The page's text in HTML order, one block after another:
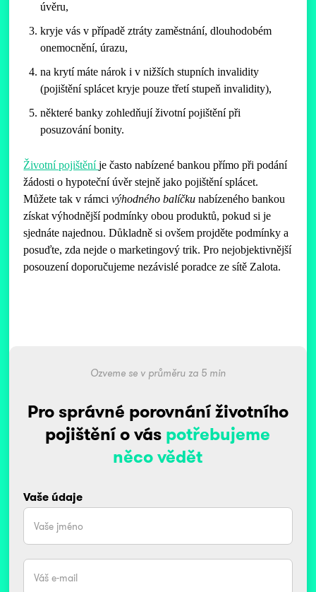
úvěru,
kryje vás v případě ztráty zaměstnání, dlouhodobém
onemocnění, úrazu,
na krytí máte nárok i v nižších stupních invalidity
(pojištění splácet kryje pouze třetí stupeň invalidity),
některé banky zohledňují životní pojištění při
posuzování bonity.
Životní pojištěníje často nabízené bankou přímo při podání
žádosti o hypoteční úvěr stejně jako pojištění splácet.
Můžete tak v rámcivýhodného balíčkunabízeného bankou
získat výhodnější podmínky obou produktů, pokud si je
sjednáte najednou. Důkladně si ovšem projděte podmínky a
posuďte, zda nejde o marketingový trik. Pro nejobjektivnější
posouzení doporučujeme nezávislé poradce ze sítě Zalota.
Ozveme se v průměru za 5 min
Pro správné porovnání životního
pojištění o vás potřebujeme
něco vědět
Vaše údaje